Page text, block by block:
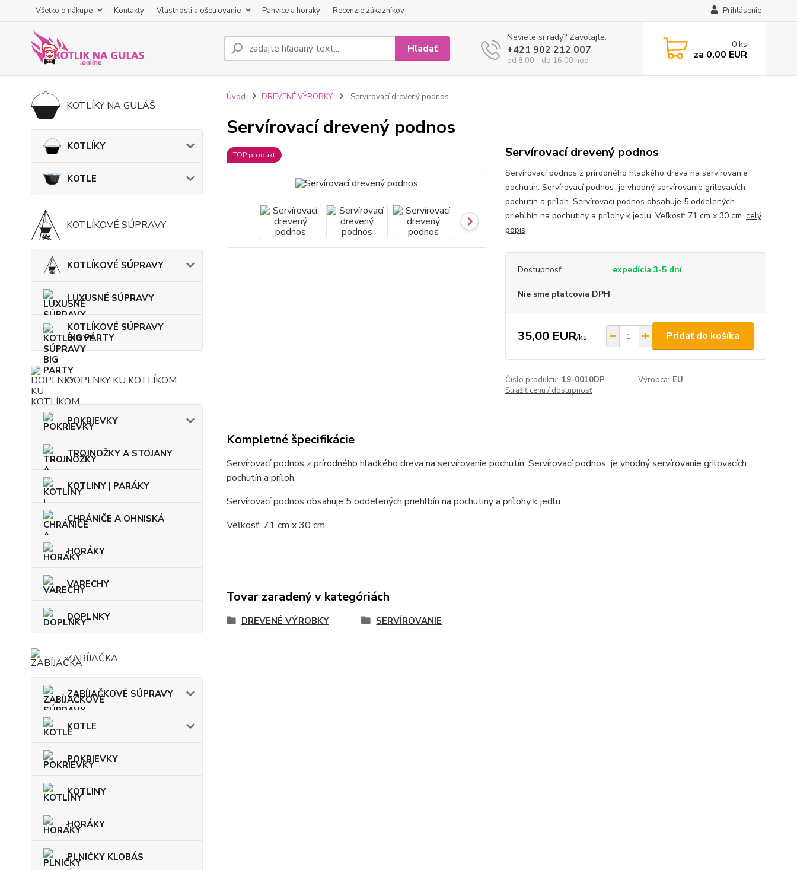
Všetko o nákupe Kontakty Vlastnosti a ošetrovanie Panvice a horáky Recenzie zákazníkov Prihlásenie
Hľadať
Neviete si rady? Zavolajte.
+421 902 212 007
od 8:00 - do 16:00 hod
0 ks
za 0,00 EUR
KOTLÍKY NA GULÁŠ
KOTLÍKY
KOTLE
KOTLÍKOVÉ SÚPRAVY
KOTLÍKOVÉ SÚPRAVY
LUXUSNÉ SÚPRAVY
KOTLÍKOVÉ SÚPRAVY
BIG PARTY
DOPLNKY KU KOTLÍKOM
POKRIEVKY
TROJNOŽKY A STOJANY
KOTLINY | PARÁKY
CHRÁNIČE A OHNISKÁ
HORÁKY
VARECHY
DOPLNKY
ZABÍJAČKA
ZABÍJAČKOVÉ SÚPRAVY
KOTLE
POKRIEVKY
KOTLINY
HORÁKY
PLNIČKY KLOBÁS
Úvod DREVENÉ VÝROBKY Servírovací drevený podnos
Servírovací drevený podnos
TOP produkt Servírovací drevený podnos
Servírovací podnos z prírodného hladkého dreva na servírovanie
pochutín. Servírovací podnos je vhodný servírovanie grilovacích
pochutín a príloh. Servírovací podnos obsahuje 5 oddelených
priehlbín na pochutiny a prílohy k jedlu. Veľkosť: 71 cm x 30 cm. celý
popis
Dostupnosť expedícia 3-5 dní
Nie sme platcovia DPH
35,00 EUR/ks Pridať do košíka
Číslo produktu: 19-0010DP Výrobca: EU
Strážiť cenu / dostupnosť
Kompletné špecifikácie
Servírovací podnos z prírodného hladkého dreva na servírovanie pochutín. Servírovací podnos je vhodný servírovanie grilovacích
pochutín a príloh.
Servírovací podnos obsahuje 5 oddelených priehlbín na pochutiny a prílohy k jedlu.
Veľkosť: 71 cm x 30 cm.
Tovar zaradený v kategóriách
DREVENÉ VÝROBKY SERVÍROVANIE